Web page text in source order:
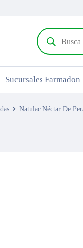
Sucursales Farmadon
Natulac Néctar De